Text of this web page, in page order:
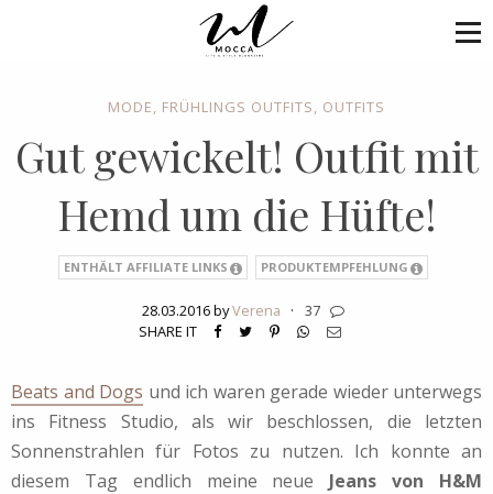
MODE, FRÜHLINGS OUTFITS, OUTFITS
Gut gewickelt! Outfit mit
Hemd um die Hüfte!
ENTHÄLT AFFILIATE LINKS PRODUKTEMPFEHLUNG
28.03.2016 byVerena ·
37
SHARE IT
Beats and Dogs und ich waren gerade wieder unterwegs
ins Fitness Studio, als wir beschlossen, die letzten
Sonnenstrahlen für Fotos zu nutzen. Ich konnte an
diesem Tag endlich meine neue Jeans von H&M